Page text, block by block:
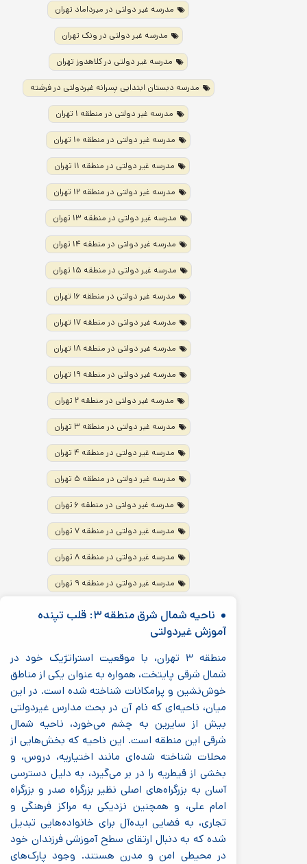
مدرسه غیر دولتی در میرداماد تهران
مدرسه غیر دولتی در ونک تهران
مدرسه غیر دولتی در کلاهدوز تهران
مدرسه دبستان ابتدایی پسرانه غیردولتی در فرشته
مدرسه غیر دولتی در منطقه ۱ تهران
مدرسه غیر دولتی در منطقه ۱۰ تهران
مدرسه غیر دولتی در منطقه ۱۱ تهران
مدرسه غیر دولتی در منطقه ۱۲ تهران
مدرسه غیر دولتی در منطقه ۱۳ تهران
مدرسه غیر دولتی در منطقه ۱۴ تهران
مدرسه غیر دولتی در منطقه ۱۵ تهران
مدرسه غیر دولتی در منطقه ۱۶ تهران
مدرسه غیر دولتی در منطقه ۱۷ تهران
مدرسه غیر دولتی در منطقه ۱۸ تهران
مدرسه غیر دولتی در منطقه ۱۹ تهران
مدرسه غیر دولتی در منطقه ۲ تهران
مدرسه غیر دولتی در منطقه ۳ تهران
مدرسه غیر دولتی در منطقه ۴ تهران
مدرسه غیر دولتی در منطقه ۵ تهران
مدرسه غیر دولتی در منطقه ۶ تهران
مدرسه غیر دولتی در منطقه ۷ تهران
مدرسه غیر دولتی در منطقه ۸ تهران
مدرسه غیر دولتی در منطقه ۹ تهران
ناحیه شمال شرق منطقه ۳: قلب تپنده
آموزش غیردولتی
منطقه ۳ تهران، با موقعیت استراتژیک خود در
شمال شرقی پایتخت، همواره به عنوان یکی از مناطق
خوش‌نشین و پرامکانات شناخته شده است. در این
میان، ناحیه‌ای که نام آن در بحث مدارس غیردولتی
بیش از سایرین به چشم می‌خورد، ناحیه شمال
شرقی این منطقه است. این ناحیه که بخش‌هایی از
محلات شناخته شده‌ای مانند اختیاریه، دروس، و
بخشی از قیطریه را در بر می‌گیرد، به دلیل دسترسی
آسان به بزرگراه‌های اصلی نظیر بزرگراه صدر و بزرگراه
امام علی، و همچنین نزدیکی به مراکز فرهنگی و
تجاری، به فضایی ایده‌آل برای خانواده‌هایی تبدیل
شده که به دنبال ارتقای سطح آموزشی فرزندان خود
در محیطی امن و مدرن هستند. وجود پارک‌های